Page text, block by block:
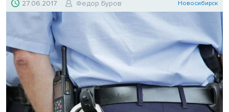
27.06.2017 Федор Буров Новосибирск